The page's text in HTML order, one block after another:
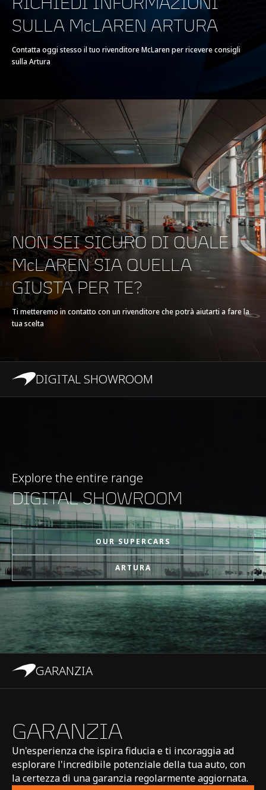
VELOCITÀ MASSIMA 330 km/h (205 MPH)
200-0 KM/H (124-0
MPH)
124 m
GRUPPO PROPULSORE
GRUPPO
PROPULSORE
V6 120° 3.0L
Actuated
Turbochargers, Dry
Sump
COPPIA MASSIMA 720 Nm (531 lb-ft)
E-MOTOR Axial Flux Motor
TIPO DI BATTERIA
Refrigerant cooled Li-
ion, 7.4 kWh
TRASMISSIONE
8-Speed + E-Reverse
Seamless Shift
Gearbox (SSG)
SISTEMA AUTOTELAIO
STRUTTURA DELLA
McLaren Carbon Fibre
SULLA McLAREN ARTURA
Contatta oggi stesso il tuo rivenditore McLaren per ricevere consigli
sulla Artura
NON SEI SICURO DI QUALE
McLAREN SIA QUELLA
GIUSTA PER TE?
Ti metteremo in contatto con un rivenditore che potrà aiutarti a fare la
tua scelta
DIGITAL SHOWROOM
Explore the entire range
DIGITAL SHOWROOM
OUR SUPERCARS
ARTURA
GARANZIA
GARANZIA
Un'esperienza che ispira fiducia e ti incoraggia ad
esplorare l'incredibile potenziale della tua auto, con
la certezza di una garanzia regolarmente aggiornata.